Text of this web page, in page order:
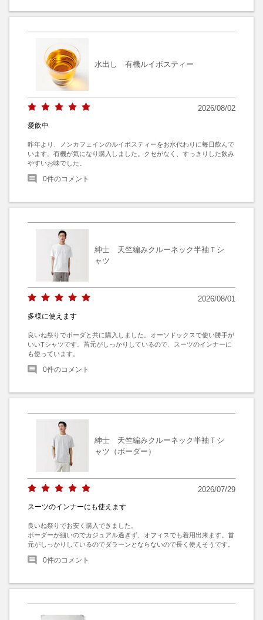
水出し 有機ルイボスティー
2026/08/02
愛飲中
昨年より、ノンカフェインのルイボスティーをお水代わりに毎日飲んで
います。有機が気になり購入しました。クセがなく、すっきりした飲み
やすいお味でした。
0件のコメント
紳士 天竺編みクルーネック半袖Ｔシ
ャツ
2026/08/01
多様に使えます
良いね祭りでボーダと共に購入しました。オーソドックスで使い勝手が
いいTシャツです。首元がしっかりしているので、スーツのインナーに
も使っています。
0件のコメント
紳士 天竺編みクルーネック半袖Ｔシ
ャツ（ボーダー）
2026/07/29
スーツのインナーにも使えます
良いね祭りでお安く購入できました。
ボーダーが細いのでカジュアル過ぎず、オフィスでも着用出来ます。首
元がしっかりしているのでダラーンとならないので長く使えそうです。
0件のコメント